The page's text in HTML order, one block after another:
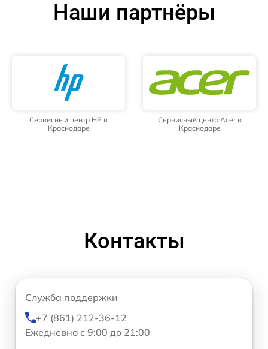
Наши партнёры
Сервисный центр HP в
Краснодаре
Сервисный центр Acer в
Краснодаре
Контакты
Служба поддержки
+7 (861) 212-36-12
Ежедневно с 9:00 до 21:00